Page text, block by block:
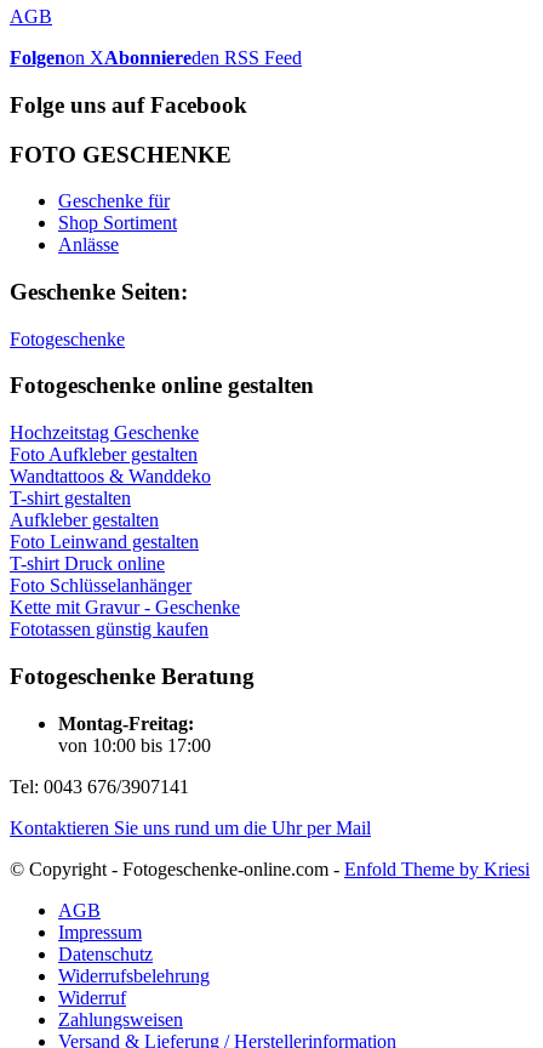
AGB
Folgenon XAbonniereden RSS Feed
Folge uns auf Facebook
FOTO GESCHENKE
Geschenke für
Shop Sortiment
Anlässe
Geschenke Seiten:
Fotogeschenke
Fotogeschenke online gestalten
Hochzeitstag Geschenke
Foto Aufkleber gestalten
Wandtattoos & Wanddeko
T-shirt gestalten
Aufkleber gestalten
Foto Leinwand gestalten
T-shirt Druck online
Foto Schlüsselanhänger
Kette mit Gravur - Geschenke
Fototassen günstig kaufen
Fotogeschenke Beratung
Montag-Freitag:
von 10:00 bis 17:00
Tel: 0043 676/3907141
Kontaktieren Sie uns rund um die Uhr per Mail
© Copyright - Fotogeschenke-online.com - Enfold Theme by Kriesi
AGB
Impressum
Datenschutz
Widerrufsbelehrung
Widerruf
Zahlungsweisen
Versand & Lieferung / Herstellerinformation